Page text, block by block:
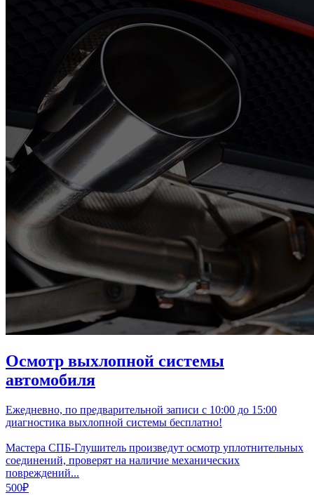
Осмотр выхлопной системы
автомобиля
Ежедневно, по предварительной записи с 10:00 до 15:00
диагностика выхлопной системы бесплатно!
Мастера СПБ-Глушитель произведут осмотр уплотнительных
соединений, проверят на наличие механических
повреждений...
500₽